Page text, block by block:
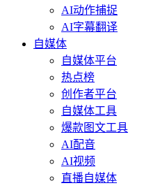
AI动作捕捉
AI字幕翻译
自媒体
自媒体平台
热点榜
创作者平台
自媒体工具
爆款图文工具
AI配音
AI视频
直播自媒体